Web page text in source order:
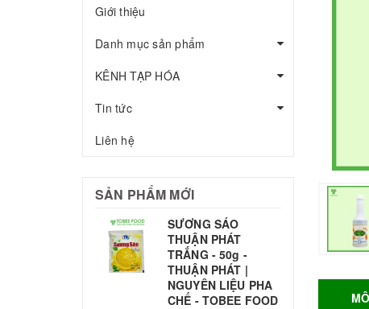
Giới thiệu
Danh mục sản phẩm
KÊNH TẠP HÓA
Tin tức
Liên hệ
SẢN PHẨM MỚI
SƯƠNG SÁO
THUẬN PHÁT
TRẮNG - 50g -
THUẬN PHÁT |
NGUYÊN LIỆU PHA
CHẾ - TOBEE FOOD